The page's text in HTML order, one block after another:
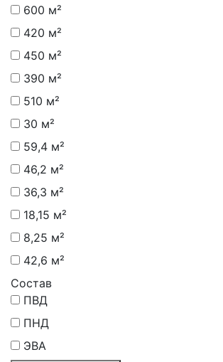
600 м²
420 м²
450 м²
390 м²
510 м²
30 м²
59,4 м²
46,2 м²
36,3 м²
18,15 м²
8,25 м²
42,6 м²
Состав
ПВД
ПНД
ЭВА